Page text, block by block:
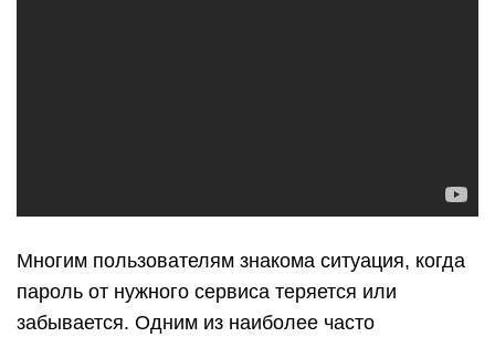
Многим пользователям знакома ситуация, когда
пароль от нужного сервиса теряется или
забывается. Одним из наиболее часто